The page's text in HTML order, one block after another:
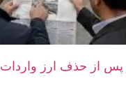
پس از حذف ارز واردات